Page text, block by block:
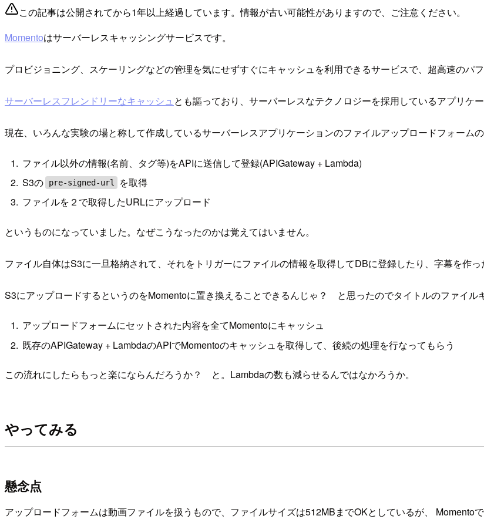
この記事は公開されてから1年以上経過しています。情報が古い可能性がありますので、ご注意ください。
Momentoはサーバーレスキャッシングサービスです。
プロビジョニング、スケーリングなどの管理を気にせずすぐにキャッシュを利用できるサービスで、超高速のパ
サーバーレスフレンドリーなキャッシュとも謳っており、サーバーレスなテクノロジーを採用しているアプリケ
現在、いろんな実験の場と称して作成しているサーバーレスアプリケーションのファイルアップロードフォームの
ファイル以外の情報(名前、タグ等)をAPIに送信して登録(APIGateway + Lambda)
S3の
pre-signed-url
を取得
ファイルを２で取得したURLにアップロード
というものになっていました。なぜこうなったのかは覚えてはいません。
ファイル自体はS3に一旦格納されて、それをトリガーにファイルの情報を取得してDBに登録したり、字幕を作っ
S3にアップロードするというのをMomentoに置き換えることできるんじゃ？ と思ったのでタイトルのファイル
アップロードフォームにセットされた内容を全てMomentoにキャッシュ
既存のAPIGateway + LambdaのAPIでMomentoのキャッシュを取得して、後続の処理を行なってもらう
この流れにしたらもっと楽にならんだろうか？ と。Lambdaの数も減らせるんではなかろうか。
やってみる
懸念点
アップロードフォームは動画ファイルを扱うもので、ファイルサイズは512MBまでOKとしているが、 Momento